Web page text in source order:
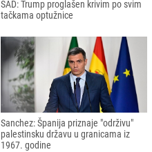
SAD: Trump proglašen krivim po svim
tačkama optužnice
Sanchez: Španija priznaje "održivu"
palestinsku državu u granicama iz
1967. godine